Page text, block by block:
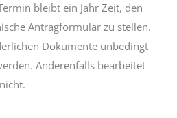
bleibt ein Jahr Zeit, den
Antragformular zu stellen.
Dokumente unbedingt
Anderenfalls bearbeitet